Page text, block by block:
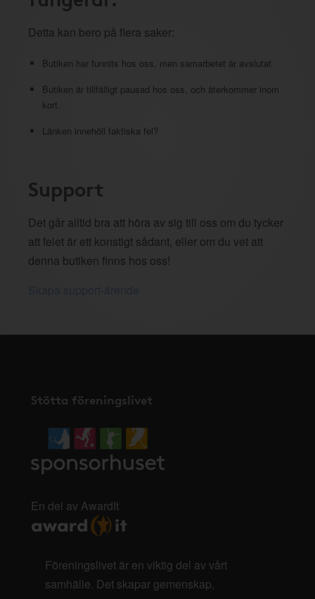
Detta kan bero på flera saker:
Butiken har funnits hos oss, men samarbetet är avslutat
Butiken är tillfälligt pausad hos oss, och återkommer inom
kort.
Länken innehöll faktiska fel?
Support
Det går alltid bra att höra av sig till oss om du tycker
att felet är ett konstigt sådant, eller om du vet att
denna butiken finns hos oss!
Stötta föreningslivet
En del av AwardIt
Föreningslivet är en viktig del av vårt
samhälle. Det skapar gemenskap,